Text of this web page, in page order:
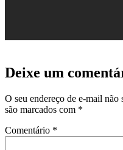
Deixe um
O seu endereço de e-mail não
são marcados com *
Comentário *